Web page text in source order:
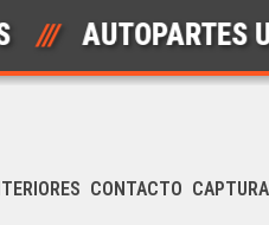
CONTACTO CAPTURA